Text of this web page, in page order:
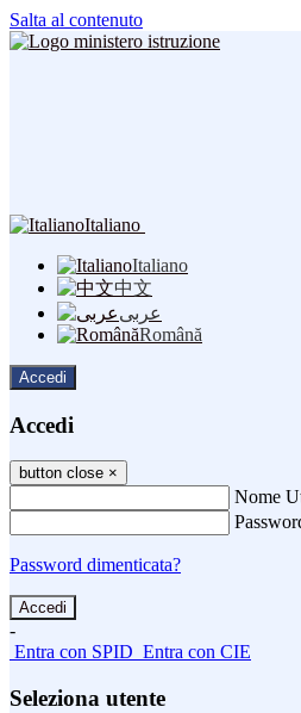
Salta al contenuto
Italiano
Italiano
中文
عربى
Română
Accedi
Accedi
button close ×
Nome
Password dimenticata?
-
Entra con SPID Entra con CIE
Seleziona utente